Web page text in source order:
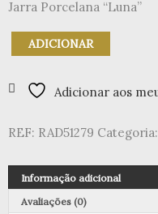
Jarra Porcelana “Luna”
Quantidade
de
com
cabeça
ADICIONAR
Adicionar aos
REF: RAD51279 Categoria:
Informação adicional
Avaliações (0)